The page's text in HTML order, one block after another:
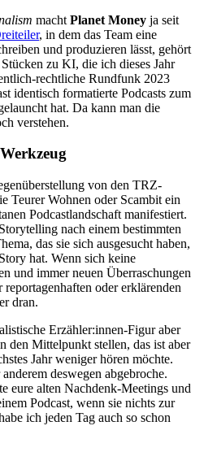
macht Planet Money ja seit
, in dem das Team eine
und produzieren lässt, gehört
zu KI, die ich dieses Jahr
rechtliche Rundfunk 2023
identisch formatierte Podcasts zum
hat. Da kann man die
verstehen.
von den TRZ-
Teurer Wohnen oder Scambit ein
Podcastlandschaft manifestiert.
nach einem bestimmten
das sie sich ausgesucht haben,
hat. Wenn sich keine
und immer neuen Überraschungen
oder erklärenden
dran.
Erzähler:innen-Figur aber
den Mittelpunkt stellen, das ist aber
Jahr weniger hören möchte.
deswegen abgebroche.
eure alten Nachdenk-Meetings und
Podcast, wenn sie nichts zur
ich jeden Tag auch so schon